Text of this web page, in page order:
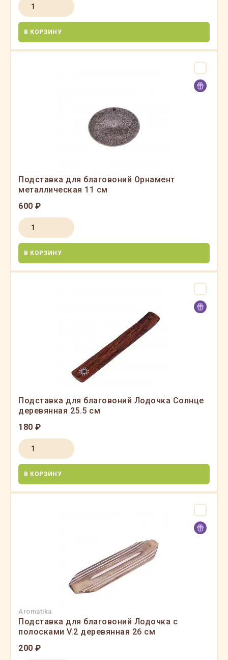
В КОРЗИНУ
Подставка для благовоний Орнамент
металлическая 11 см
600 ₽
В КОРЗИНУ
Подставка для благовоний Лодочка Солнце
деревянная 25.5 см
180 ₽
В КОРЗИНУ
Aromatika
Подставка для благовоний Лодочка с
полосками V.2 деревянная 26 см
200 ₽